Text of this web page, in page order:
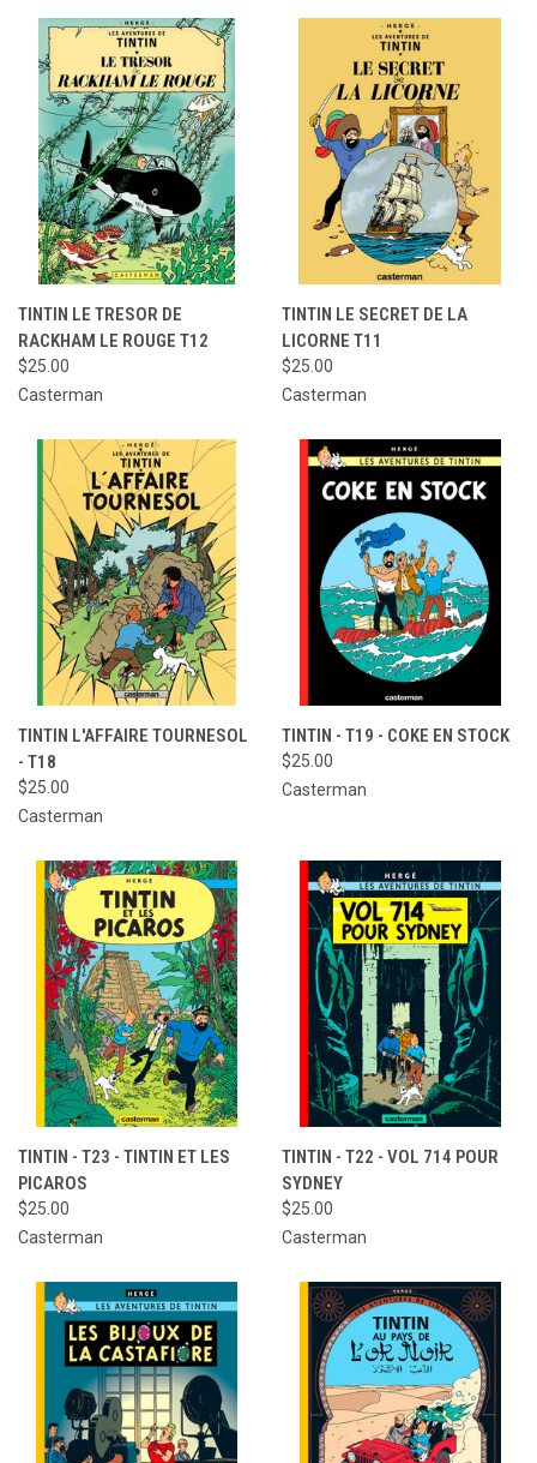
TINTIN LE TRESOR DE
RACKHAM LE ROUGE T12
$25.00
Casterman
TINTIN LE SECRET DE LA
LICORNE T11
$25.00
Casterman
TINTIN L'AFFAIRE TOURNESOL
- T18
$25.00
Casterman
TINTIN - T19 - COKE EN STOCK
$25.00
Casterman
TINTIN - T23 - TINTIN ET LES
PICAROS
$25.00
Casterman
TINTIN - T22 - VOL 714 POUR
SYDNEY
$25.00
Casterman